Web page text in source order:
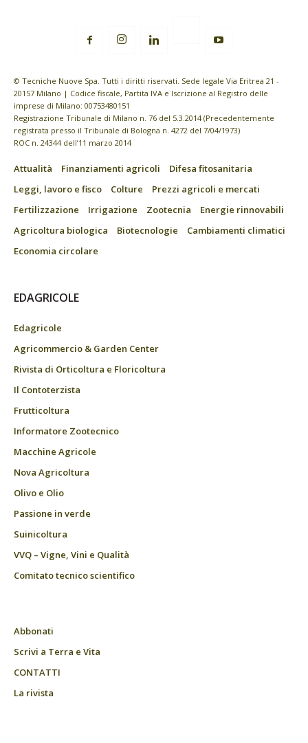
© Tecniche Nuove Spa. Tutti i diritti riservati. Sede legale Via Eritrea 21 -
20157 Milano | Codice fiscale, Partita IVA e Iscrizione al Registro delle
imprese di Milano: 00753480151
Registrazione Tribunale di Milano n. 76 del 5.3.2014 (Precedentemente
registrata presso il Tribunale di Bologna n. 4272 del 7/04/1973)
ROC n. 24344 dell’11 marzo 2014
Attualità Finanziamenti agricoli
Difesa fitosanitaria
Leggi, lavoro e fisco
Colture
Prezzi agricoli e mercati
Fertilizzazione
Irrigazione Zootecnia
Energie rinnovabili
Agricoltura biologica
Biotecnologie
Cambiamenti climatici
Economia circolare
EDAGRICOLE
Edagricole
Agricommercio & Garden Center
Rivista di Orticoltura e Floricoltura
Il Contoterzista
Frutticoltura
Informatore Zootecnico
Macchine Agricole
Nova Agricoltura
Olivo e Olio
Passione in verde
Suinicoltura
VVQ – Vigne, Vini e Qualità
Comitato tecnico scientifico
Abbonati
Scrivi a Terra e Vita
CONTATTI
La rivista